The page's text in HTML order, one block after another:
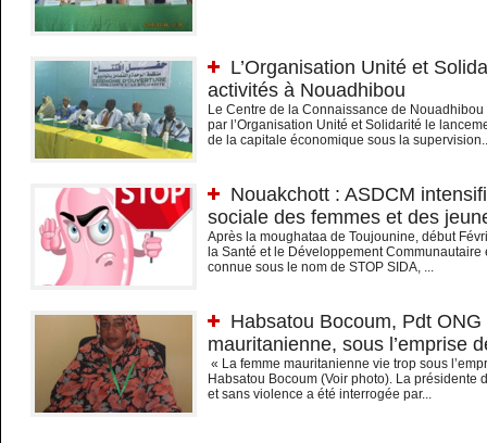
L’Organisation Unité et
activités à Nouadhibou
Le Centre de la Connaissance de
par l’Organisation Unité et Solidarité le
de la capitale économique sous la
Nouakchott : ASDCM
sociale des femmes et des
Après la moughataa de Toujounine, début
la Santé et le Développement
connue sous le nom de STOP SIDA, ...
Habsatou Bocoum, Pdt
mauritanienne, sous l’emprise
« La femme mauritanienne vie trop sous
Habsatou Bocoum (Voir photo). La présidente
et sans violence a été interrogée par...